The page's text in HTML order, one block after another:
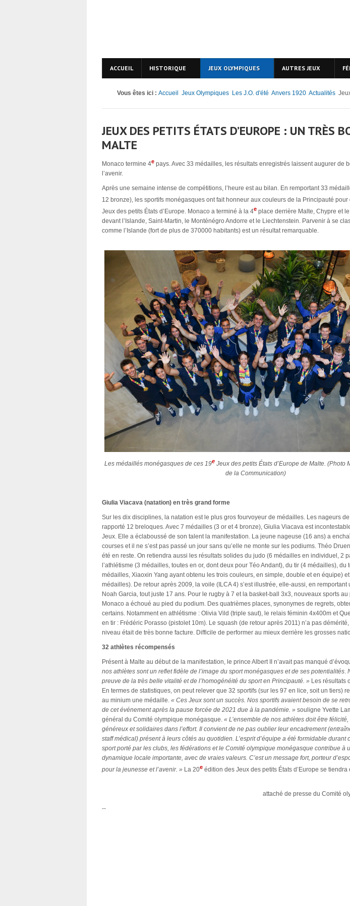
ACCUEIL HISTORIQUE JEUX OLYMPIQUES AUTRES JEUX
Vous êtes ici : Accueil Jeux Olympiques Les J.O. d'été Anvers 1920 Actualités
JEUX DES PETITS ÉTATS D’EUROPE : UN TRÈS
MALTE
Monaco termine 4e pays. Avec 33 médailles, les résultats enregistrés laissent augurer de
l’avenir.
Après une semaine intense de compétitions, l’heure est au bilan. En remportant 33
12 bronze), les sportifs monégasques ont fait honneur aux couleurs de la Principauté pour
Jeux des petits États d’Europe. Monaco a terminé à la 4e place derrière Malte, Chypre et
devant l’Islande, Saint-Martin, le Monténégro Andorre et le Liechtenstein. Parvenir à se
comme l’Islande (fort de plus de 370000 habitants) est un résultat remarquable.
Les médaillés monégasques de ces 19e Jeux des petits États d’Europe de Malte. (Photo
de la Communication)
Giulia Viacava (natation) en très grand forme
Sur les dix disciplines, la natation est le plus gros fourvoyeur de médailles. Les nageurs
rapporté 12 breloques. Avec 7 médailles (3 or et 4 bronze), Giulia Viacava est
Jeux. Elle a éclaboussé de son talent la manifestation. La jeune nageuse (16 ans) a
courses et il ne s’est pas passé un jour sans qu’elle ne monte sur les podiums. Théo
été en reste. On retiendra aussi les résultats solides du judo (6 médailles en individuel, 2
l’athlétisme (3 médailles, toutes en or, dont deux pour Téo Andant), du tir (4 médailles), du
médailles, Xiaoxin Yang ayant obtenu les trois couleurs, en simple, double et en équipe)
médailles). De retour après 2009, la voile (ILCA 4) s’est illustrée, elle-aussi, en remportant
Noah Garcia, tout juste 17 ans. Pour le rugby à 7 et la basket-ball 3x3, nouveaux sports
Monaco a échoué au pied du podium. Des quatrièmes places, synonymes de regrets,
certains. Notamment en athlétisme : Olivia Vild (triple saut), le relais féminin 4x400m et
en tir : Frédéric Porasso (pistolet 10m). Le squash (de retour après 2011) n’a pas
niveau était de très bonne facture. Difficile de performer au mieux derrière les grosses
32 athlètes récompensés
Présent à Malte au début de la manifestation, le prince Albert II n’avait pas manqué
nos athlètes sont un reflet fidèle de l’image du sport monégasques et de ses potentialités.
preuve de la très belle vitalité et de l’homogénéité du sport en Principauté. » Les résultats
En termes de statistiques, on peut relever que 32 sportifs (sur les 97 en lice, soit un tiers)
au minium une médaille. « Ces Jeux sont un succès. Nos sportifs avaient besoin de se
de cet événement après la pause forcée de 2021 due à la pandémie. » souligne Yvette
général du Comité olympique monégasque. « L’ensemble de nos athlètes doit être
généreux et solidaires dans l’effort. Il convient de ne pas oublier leur encadrement
staff médical) présent à leurs côtés au quotidien. L’esprit d’équipe a été formidable durant
sport porté par les clubs, les fédérations et le Comité olympique monégasque contribue à
dynamique locale importante, avec de vraies valeurs. C’est un message fort, porteur
pour la jeunesse et l’avenir. » La 20e édition des Jeux des petits États d’Europe se
attaché de presse du Comité
--